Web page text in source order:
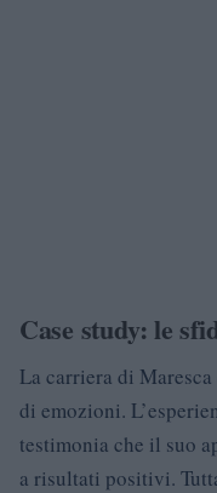
Case study: le
La carriera di
di emozioni.
testimonia che il suo
a risultati positivi.